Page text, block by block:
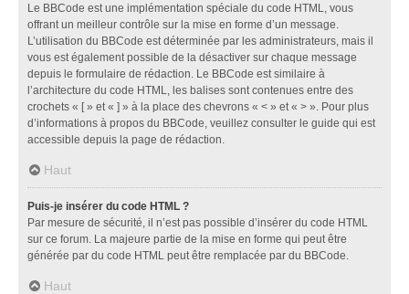
Le BBCode est une implémentation spéciale du code HTML, vous
offrant un meilleur contrôle sur la mise en forme d’un message.
L’utilisation du BBCode est déterminée par les administrateurs, mais il
vous est également possible de la désactiver sur chaque message
depuis le formulaire de rédaction. Le BBCode est similaire à
l’architecture du code HTML, les balises sont contenues entre des
crochets « [ » et « ] » à la place des chevrons « < » et « > ». Pour plus
d’informations à propos du BBCode, veuillez consulter le guide qui est
accessible depuis la page de rédaction.
Haut
Puis-je insérer du code HTML ?
Par mesure de sécurité, il n’est pas possible d’insérer du code HTML
sur ce forum. La majeure partie de la mise en forme qui peut être
générée par du code HTML peut être remplacée par du BBCode.
Haut